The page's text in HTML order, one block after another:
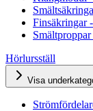
Finsäkringar
Hörlursställ
Visa